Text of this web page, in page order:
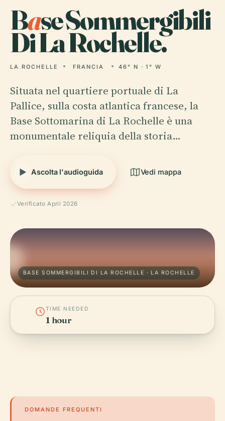
Base Sommergibili
Di La Rochelle.
LA ROCHELLE FRANCIA 46° N · 1° W
Situata nel quartiere portuale di La
Pallice, sulla costa atlantica francese, la
Base Sottomarina di La Rochelle è una
monumentale reliquia della storia…
Ascolta l'audioguida Vedi mappa
Verificato April 2026
BASE SOMMERGIBILI DI LA ROCHELLE · LA ROCHELLE
TIME NEEDED
1 hour
DOMANDE FREQUENTI